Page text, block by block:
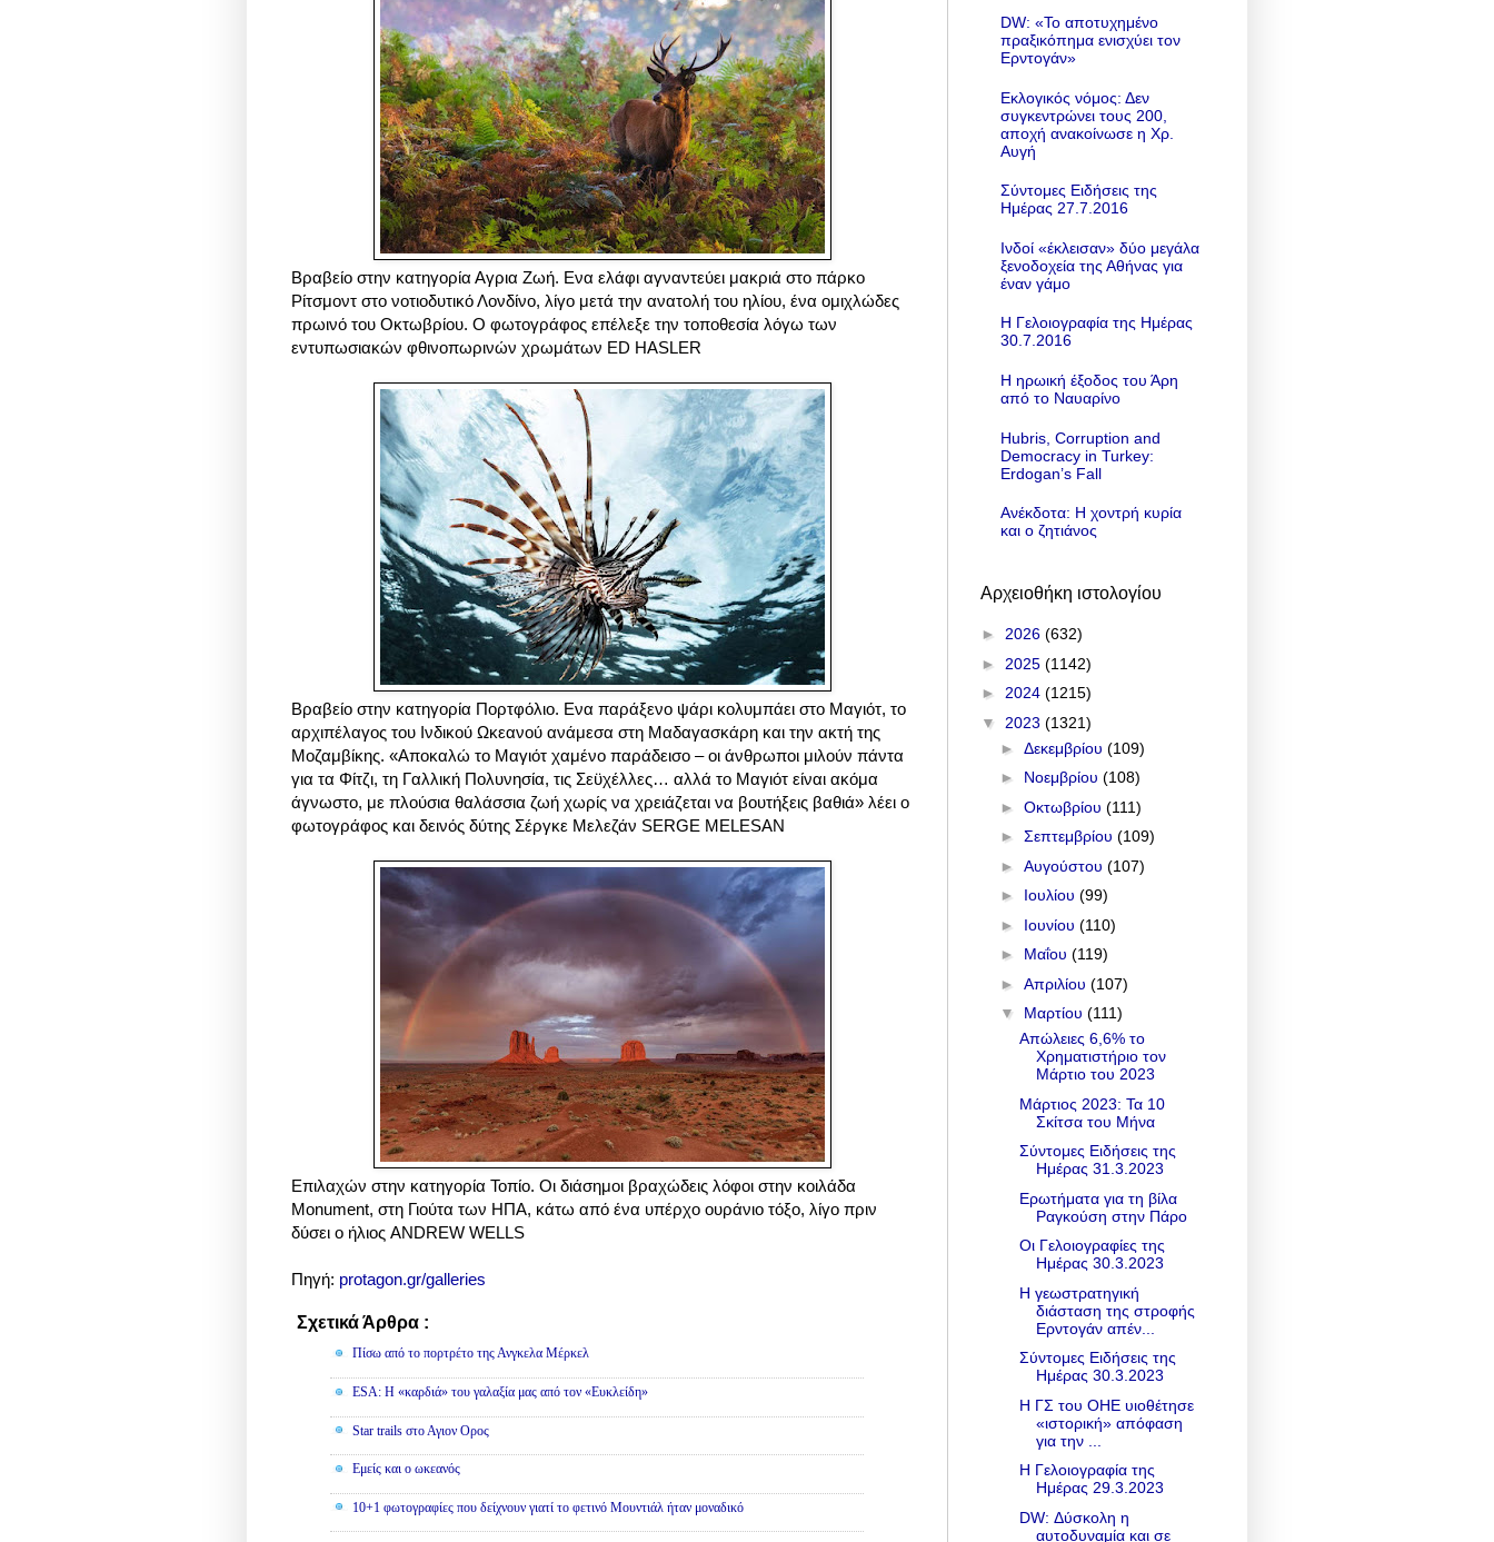
Βραβείο στην κατηγορία Αγρια Ζωή. Ενα ελάφι αγναντεύει μακριά στο πάρκο
Ρίτσμοντ στο νοτιοδυτικό Λονδίνο, λίγο μετά την ανατολή του ηλίου, ένα ομιχλώδες
πρωινό του Οκτωβρίου. Ο φωτογράφος επέλεξε την τοποθεσία λόγω των
εντυπωσιακών φθινοπωρινών χρωμάτων ED HASLER
Βραβείο στην κατηγορία Πορτφόλιο. Ενα παράξενο ψάρι κολυμπάει στο Μαγιότ, το
αρχιπέλαγος του Ινδικού Ωκεανού ανάμεσα στη Μαδαγασκάρη και την ακτή της
Μοζαμβίκης. «Αποκαλώ το Μαγιότ χαμένο παράδεισο – οι άνθρωποι μιλούν πάντα
για τα Φίτζι, τη Γαλλική Πολυνησία, τις Σεϋχέλλες… αλλά το Μαγιότ είναι ακόμα
άγνωστο, με πλούσια θαλάσσια ζωή χωρίς να χρειάζεται να βουτήξεις βαθιά» λέει ο
φωτογράφος και δεινός δύτης Σέργκε Μελεζάν SERGE MELESAN
Επιλαχών στην κατηγορία Τοπίο. Οι διάσημοι βραχώδεις λόφοι στην κοιλάδα
Monument, στη Γιούτα των ΗΠΑ, κάτω από ένα υπέρχο ουράνιο τόξο, λίγο πριν
δύσει ο ήλιος ANDREW WELLS
Πηγή: protagon.gr/galleries
Σχετικά Άρθρα :
Πίσω από το πορτρέτο της Ανγκελα Μέρκελ
ESA: Η «καρδιά» του γαλαξία μας από τον «Ευκλείδη»
Star trails στο Αγιον Ορος
Εμείς και ο ωκεανός
10+1 φωτογραφίες που δείχνουν γιατί το φετινό Μουντιάλ ήταν μοναδικό
DW: «To αποτυχημένο
πραξικόπημα ενισχύει τον
Ερντογάν»
Εκλογικός νόμος: Δεν
συγκεντρώνει τους 200,
αποχή ανακοίνωσε η Χρ.
Αυγή
Σύντομες Ειδήσεις της
Ημέρας 27.7.2016
Ινδοί «έκλεισαν» δύο μεγάλα
ξενοδοχεία της Αθήνας για
έναν γάμο
Η Γελοιογραφία της Ημέρας
30.7.2016
Η ηρωική έξοδος του Άρη
από το Ναυαρίνο
Hubris, Corruption and
Democracy in Turkey:
Erdogan’s Fall
Ανέκδοτα: Η χοντρή κυρία
και ο ζητιάνος
Αρχειοθήκη ιστολογίου
► 2026 (632)
► 2025 (1142)
► 2024 (1215)
▼ 2023 (1321)
► Δεκεμβρίου (109)
► Νοεμβρίου (108)
► Οκτωβρίου (111)
► Σεπτεμβρίου (109)
► Αυγούστου (107)
► Ιουλίου (99)
► Ιουνίου (110)
► Μαΐου (119)
► Απριλίου (107)
▼ Μαρτίου (111)
Απώλειες 6,6% το
Χρηματιστήριο τον
Μάρτιο του 2023
Μάρτιος 2023: Τα 10
Σκίτσα του Μήνα
Σύντομες Ειδήσεις της
Ημέρας 31.3.2023
Ερωτήματα για τη βίλα
Ραγκούση στην Πάρο
Οι Γελοιογραφίες της
Ημέρας 30.3.2023
Η γεωστρατηγική
διάσταση της στροφής
Ερντογάν απέν...
Σύντομες Ειδήσεις της
Ημέρας 30.3.2023
Η ΓΣ του ΟΗΕ υιοθέτησε
«ιστορική» απόφαση
για την ...
Η Γελοιογραφία της
Ημέρας 29.3.2023
DW: Δύσκολη η
αυτοδυναμία και σε